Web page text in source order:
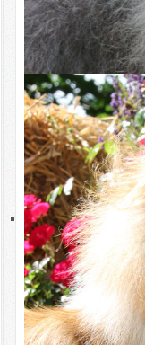
Download
FAQ
Bislang galt die
Jugendchampion
auch durch
(Zwischenklasse)
Anwartschaft hätte
Titels Deutscher
Neuregelung ab dem
erworbene
Jugendchampion
den Titel Deutscher
auch für bereits
die Anwartschaften im
Außerdem kanneine
Titel Deutscher
aufgewertet werden,
des Clubs für
Zusätzliches CAC
Für Ausstellungen des
und 2021 wird für
CAC-J oder CAC-Vet.
ausgezeichneter
auf den Champion-